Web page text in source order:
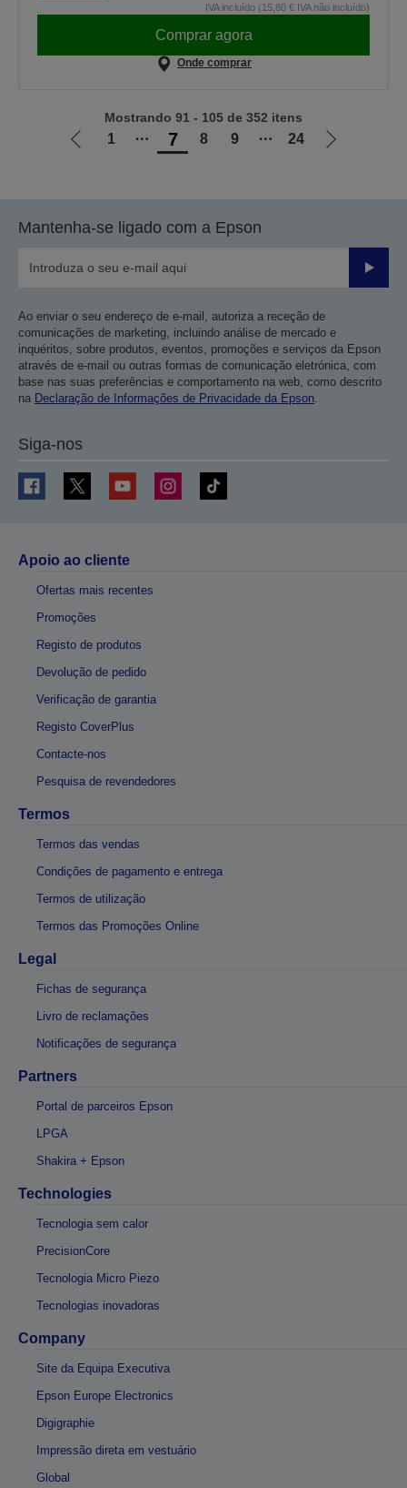
IVA incluído (15,80 € IVA não incluído)
Comprar agora
Onde comprar
Ir
anterior
1 ⋯ 7 8 9 ⋯ 24
Ir
Mostrando 91 - 105 de 352 itens
Mantenha-se ligado com a Epson
Enviar
Ao enviar o seu endereço de e-mail, autoriza a receção de
comunicações de marketing, incluindo análise de mercado e
inquéritos, sobre produtos, eventos, promoções e serviços da Epson
através de e-mail ou outras formas de comunicação eletrónica, com
base nas suas preferências e comportamento na web, como descrito
na Declaração de Informações de Privacidade da Epson.
Siga-nos
Apoio ao cliente
Ofertas mais recentes
Promoções
Registo de produtos
Devolução de pedido
Verificação de garantia
Registo CoverPlus
Contacte-nos
Pesquisa de revendedores
Termos
Termos das vendas
Condições de pagamento e entrega
Termos de utilização
Termos das Promoções Online
Legal
Fichas de segurança
Livro de reclamações
Notificações de segurança
Partners
Portal de parceiros Epson
LPGA
Shakira + Epson
Technologies
Tecnologia sem calor
PrecisionCore
Tecnologia Micro Piezo
Tecnologias inovadoras
Company
Site da Equipa Executiva
Epson Europe Electronics
Digigraphie
Impressão direta em vestuário
Global